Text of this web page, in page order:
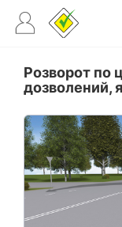
Розворот по
дозволений,